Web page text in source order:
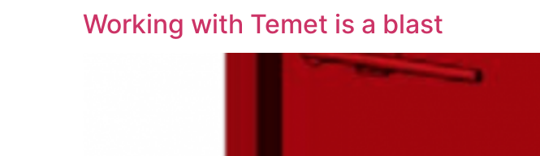
Working with Temet is a blast